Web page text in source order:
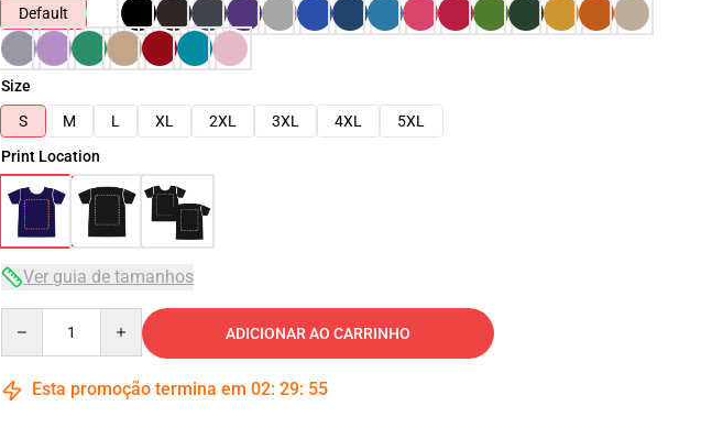
Default
Size
S
M L XL 2XL 3XL 4XL
5XL
Print Location
Ver guia de tamanhos
ADICIONAR AO CARRINHO
Esta promoção termina em 02: 29: 54